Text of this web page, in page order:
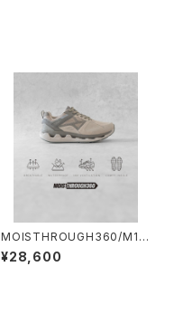
MOISTHROUGH360/M111
0M#3/特許取得・通気防水シ
ステム採用”モイスルー36
¥28,600